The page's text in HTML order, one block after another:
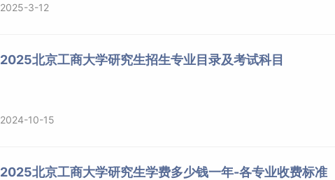
2025-3-12
2025北京工商大学研究生招生专业目录及考试科目
2024-10-15
2025北京工商大学研究生学费多少钱一年-各专业收费标准